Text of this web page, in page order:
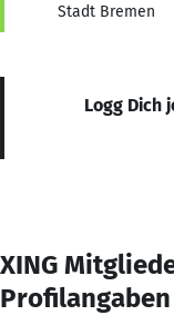
Stadt Bremen
Logg Dich
XING
Profilangaben